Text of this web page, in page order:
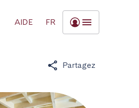
AIDE FR
Partagez